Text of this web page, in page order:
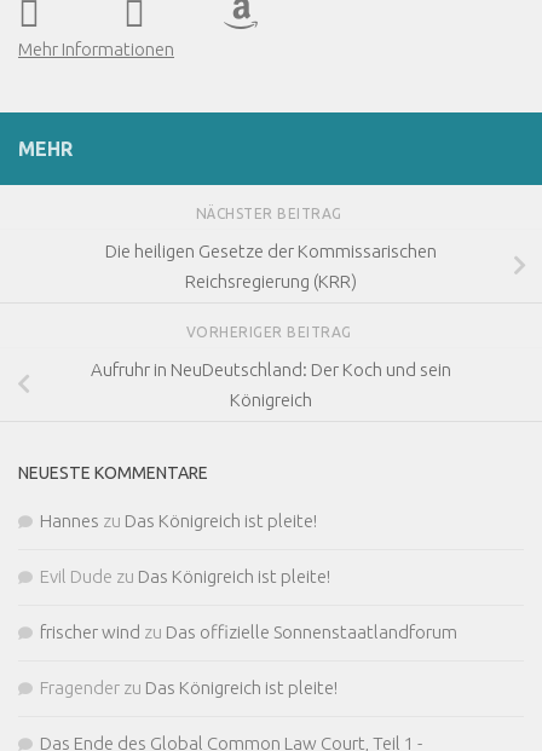
Mehr Informationen
MEHR
NÄCHSTER BEITRAG
Die heiligen Gesetze der Kommissarischen
Reichsregierung (KRR)
VORHERIGER BEITRAG
Aufruhr in NeuDeutschland: Der Koch und sein
Königreich
NEUESTE KOMMENTARE
Hannes zu Das Königreich ist pleite!
Evil Dude zu Das Königreich ist pleite!
frischer wind zu Das offizielle Sonnenstaatlandforum
Fragender zu Das Königreich ist pleite!
Das Ende des Global Common Law Court, Teil 1 -